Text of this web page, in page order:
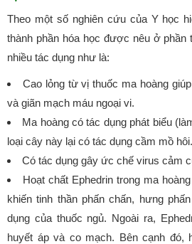
Theo một số nghiên cứu của Y học
thành phần hóa học được nêu ở phần
nhiều tác dụng như là:
Cao lỏng từ vị thuốc ma hoàng
và giãn mạch máu ngoại vi.
Ma hoàng có tác dụng phát biểu
loại cây này lại có tác dụng cầm mồ hôi.
Có tác dụng gây ức chế virus cảm
Hoạt chất Ephedrin trong ma
khiến tinh thần phấn chấn, hưng
dụng của thuốc ngủ. Ngoài ra,
huyết áp và co mạch. Bên cạnh đó,